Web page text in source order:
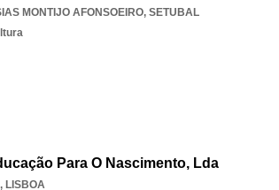
MONTIJO AFONSOEIRO, SETUBAL
Para O Nascimento, Lda
, LISBOA